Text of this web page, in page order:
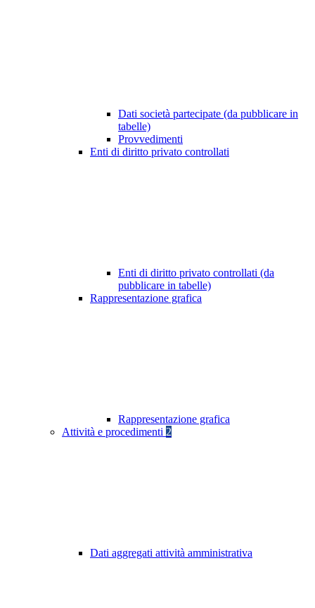
Dati società partecipate (da pubblicare in
tabelle)
Provvedimenti
Enti di diritto privato controllati
Enti di diritto privato controllati (da
pubblicare in tabelle)
Rappresentazione grafica
Rappresentazione grafica
Attività e procedimenti 2
Dati aggregati attività amministrativa